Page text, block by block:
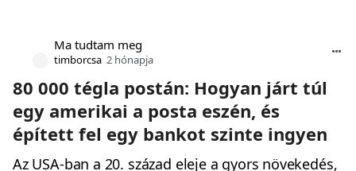
Ma tudtam meg
timborcsa 2 hónapja
80 000 tégla postán: Hogyan járt túl
egy amerikai a posta eszén, és
épített fel egy bankot szinte ingyen
Az USA-ban a 20. század eleje a gyors növekedés,